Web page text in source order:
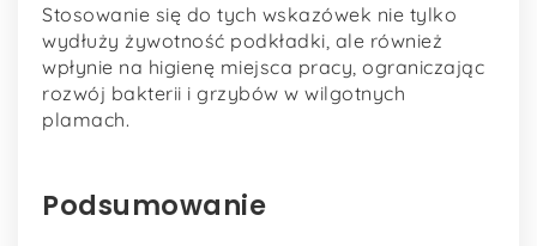
Stosowanie się do tych wskazówek nie tylko
wydłuży żywotność podkładki, ale również
wpłynie na higienę miejsca pracy, ograniczając
rozwój bakterii i grzybów w wilgotnych
plamach.
Podsumowanie